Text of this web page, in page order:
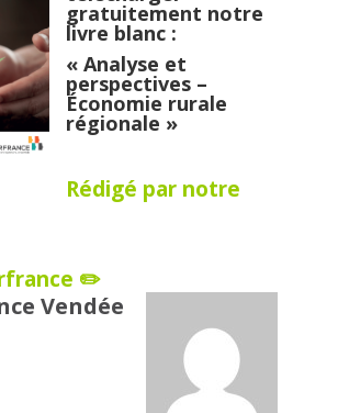
gratuitement notre
livre blanc :
« Analyse et
perspectives –
Économie rurale
régionale »
Rédigé par notre
✏️
Vendée